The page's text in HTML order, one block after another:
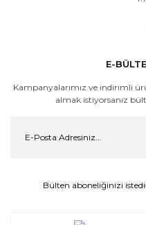
E-
Kampanyalarımız ve indirimli
almak istiyorsanız
Bülten aboneliğinizi